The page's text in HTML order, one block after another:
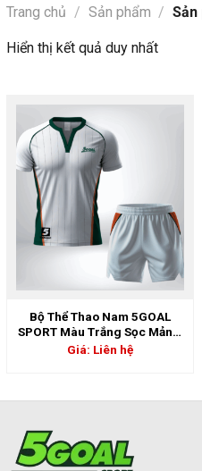
Trang chủ / Sản phẩm / Sản
Hiển thị kết quả duy nhất
Bộ Thể Thao Nam 5GOAL
SPORT Màu Trắng Sọc Mảnh,
Cổ Trụ Xanh Phối Cam Cá
Giá: Liên hệ